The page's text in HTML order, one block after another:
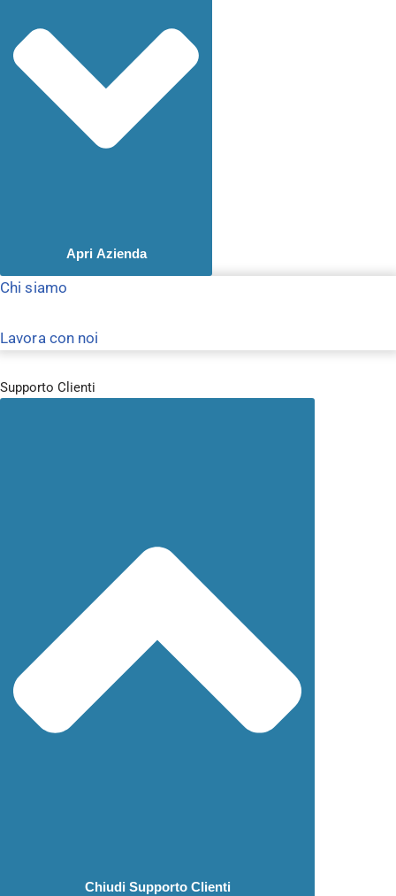
Apri Azienda
Chi siamo
Lavora con noi
Supporto Clienti
Chiudi Supporto Clienti